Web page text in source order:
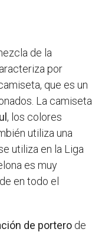
de la
por
que es un
La camiseta
, los colores
utiliza una
utiliza en la Liga
es muy
en todo el
de portero de